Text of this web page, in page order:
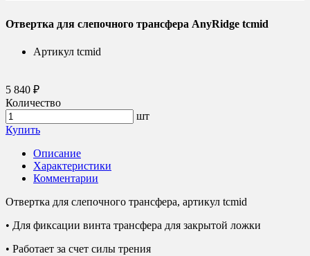
Отвертка для слепочного трансфера AnyRidge tcmid
Артикул tcmid
5 840 ₽
Количество
шт
Купить
Описание
Характеристики
Комментарии
Отвертка для слепочного трансфера, артикул tcmid
• Для фиксации винта трансфера для закрытой ложки
• Работает за счет силы трения